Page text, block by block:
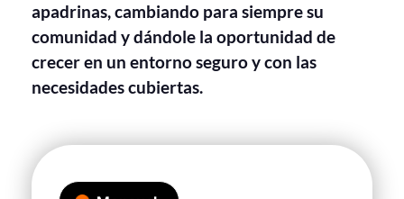
apadrinas, cambiando para siempre su
comunidad y dándole la oportunidad de
crecer en un entorno seguro y con las
necesidades cubiertas.